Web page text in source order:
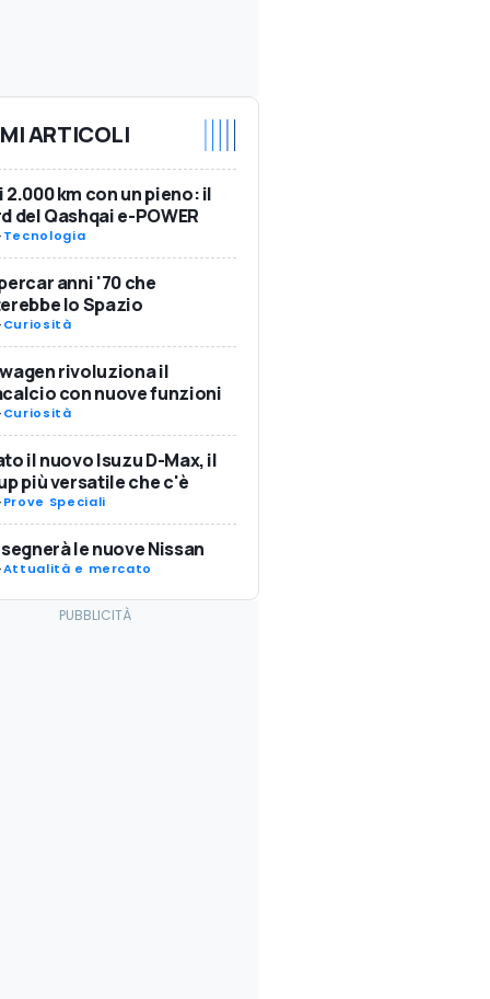
ARTICOLI
2.000 km con un pieno: il
del Qashqai e-POWER
Tecnologia
anni '70 che
lo Spazio
Curiosità
rivoluziona il
con nuove funzioni
Curiosità
il nuovo Isuzu D-Max, il
più versatile che c'è
Prove Speciali
le nuove Nissan
Attualità e mercato